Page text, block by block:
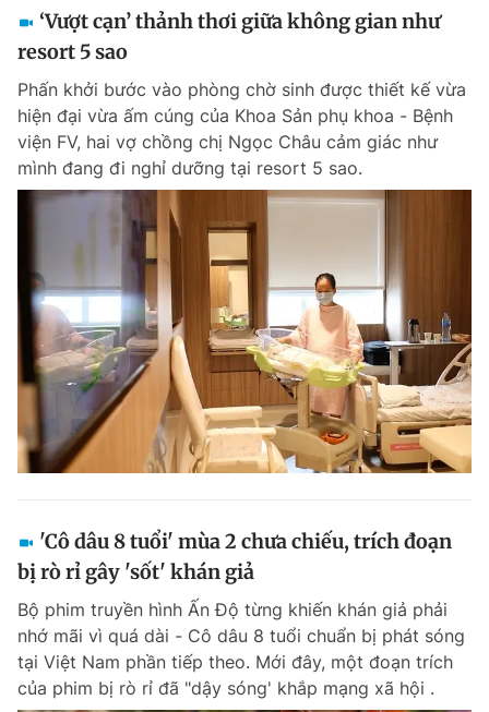
‘Vượt cạn’ thảnh thơi giữa không gian như
resort 5 sao
Phấn khởi bước vào phòng chờ sinh được thiết kế vừa
hiện đại vừa ấm cúng của Khoa Sản phụ khoa - Bệnh
viện FV, hai vợ chồng chị Ngọc Châu cảm giác như
mình đang đi nghỉ dưỡng tại resort 5 sao.
'Cô dâu 8 tuổi' mùa 2 chưa chiếu, trích đoạn
bị rò rỉ gây 'sốt' khán giả
Bộ phim truyền hình Ấn Độ từng khiến khán giả phải
nhớ mãi vì quá dài - Cô dâu 8 tuổi chuẩn bị phát sóng
tại Việt Nam phần tiếp theo. Mới đây, một đoạn trích
của phim bị rò rỉ đã "dậy sóng' khắp mạng xã hội .